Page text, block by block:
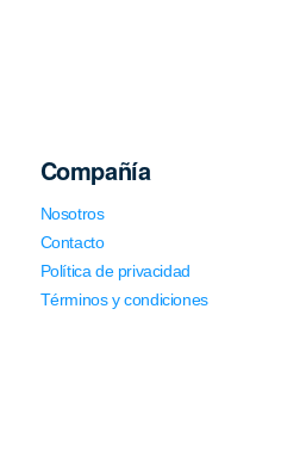
Compañía
Nosotros
Contacto
Política de privacidad
Términos y condiciones